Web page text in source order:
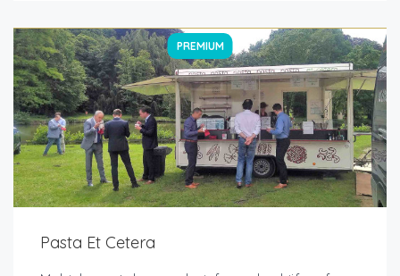
PREMIUM
Pasta Et Cetera